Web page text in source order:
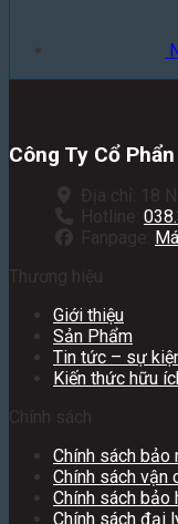
Công Ty Cổ
Địa chỉ: 18
Hotline:
Fanpage:
Thương hiệu
Giới thiệu
Sản Phẩm
Tin tức – sự
Kiến thức hữu
Chính sách
Chính sách bảo
Chính sách vận
Chính sách bảo
Chính sách đại